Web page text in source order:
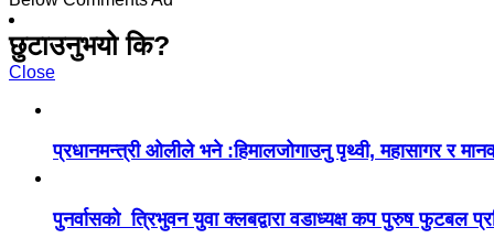
छुटाउनुभयो कि?
Close
प्रधानमन्त्री ओलीले भने :हिमालजोगाउनु पृथ्वी, महासागर र
पुनर्वासको त्रिभुवन युवा क्लबद्वारा वडाध्यक्ष कप पुरुष फुटबल